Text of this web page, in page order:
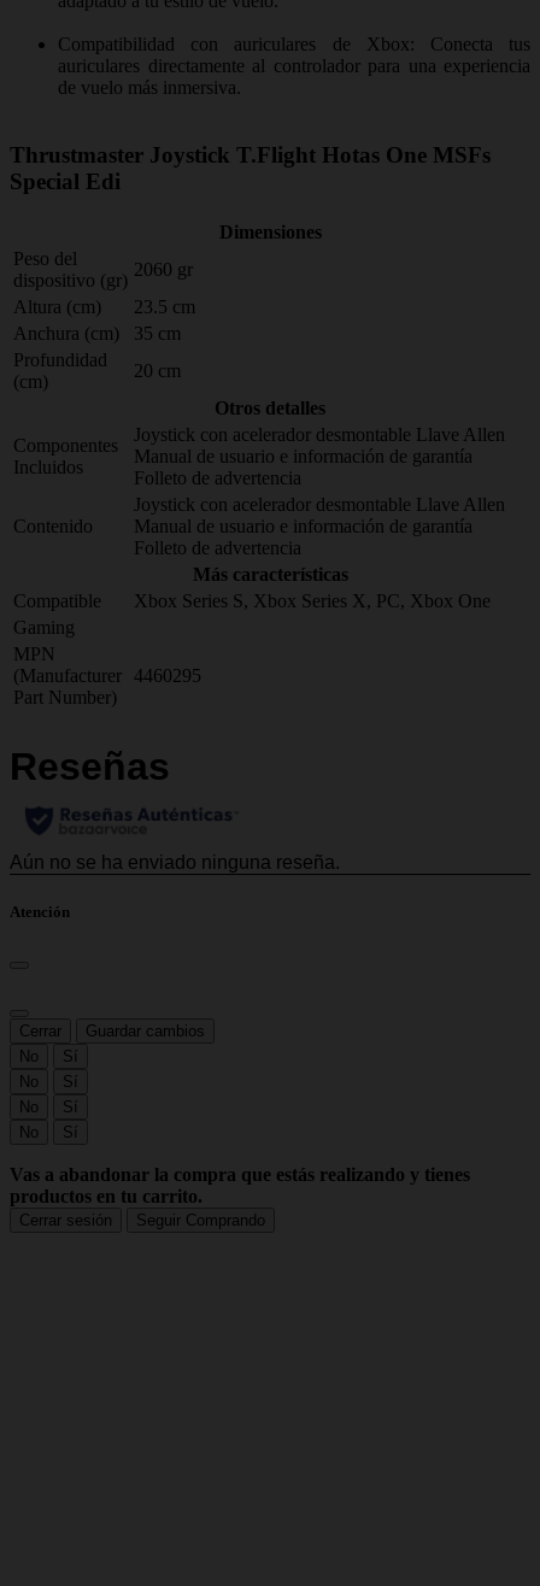
Compatibilidad con auriculares de Xbox: Conecta tus
auriculares directamente al controlador para una experiencia
de vuelo más inmersiva.
Thrustmaster Joystick T.Flight Hotas One MSFs
Special Edi
Dimensiones
Peso del
dispositivo (gr)
2060 gr
Altura (cm)
23.5 cm
Anchura (cm)
35 cm
Profundidad
(cm)
20 cm
Otros detalles
Componentes
Incluidos
Joystick con acelerador desmontable Llave Allen
Manual de usuario e información de garantía
Folleto de advertencia
Contenido
Joystick con acelerador desmontable Llave Allen
Manual de usuario e información de garantía
Folleto de advertencia
Más características
Compatible
Xbox Series S, Xbox Series X, PC, Xbox One
Gaming
MPN
(Manufacturer
Part Number)
4460295
Atención
Cerrar
Guardar cambios
No
Sí
No
Sí
No
Sí
No
Sí
Vas a abandonar la compra que estás realizando y tienes
productos en tu carrito.
Cerrar sesión Seguir Comprando